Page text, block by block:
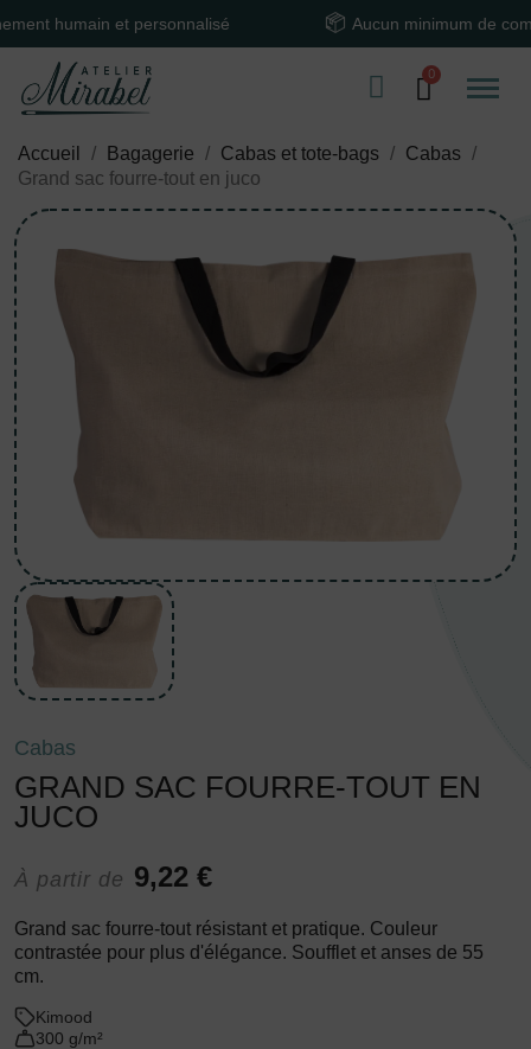
et personnalisé Aucun minimum de commande
Accueil Bagagerie Cabas et tote-bags
Cabas
Grand sac fourre-tout en juco
Cabas
GRAND SAC FOURRE-TOUT EN
JUCO
À partir de 9,22 €
Grand sac fourre-tout résistant et pratique. Couleur
contrastée pour plus d'élégance. Soufflet et anses de 55
cm.
Kimood
300 g/m²